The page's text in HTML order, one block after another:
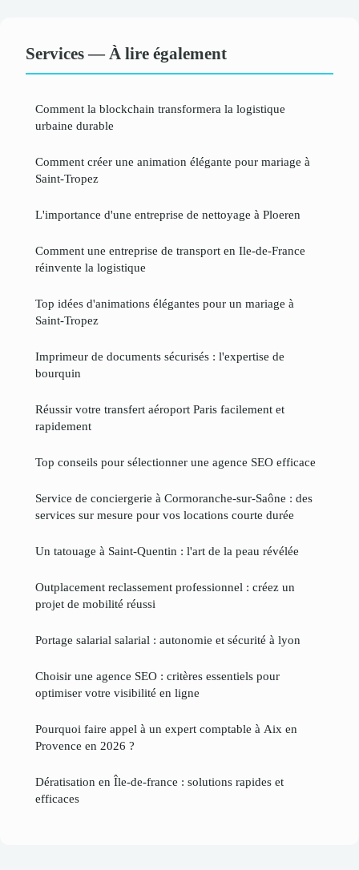
Services — À lire également
Comment la blockchain transformera la logistique
urbaine durable
Comment créer une animation élégante pour mariage à
Saint-Tropez
L'importance d'une entreprise de nettoyage à Ploeren
Comment une entreprise de transport en Ile-de-France
réinvente la logistique
Top idées d'animations élégantes pour un mariage à
Saint-Tropez
Imprimeur de documents sécurisés : l'expertise de
bourquin
Réussir votre transfert aéroport Paris facilement et
rapidement
Top conseils pour sélectionner une agence SEO efficace
Service de conciergerie à Cormoranche-sur-Saône : des
services sur mesure pour vos locations courte durée
Un tatouage à Saint-Quentin : l'art de la peau révélée
Outplacement reclassement professionnel : créez un
projet de mobilité réussi
Portage salarial salarial : autonomie et sécurité à lyon
Choisir une agence SEO : critères essentiels pour
optimiser votre visibilité en ligne
Pourquoi faire appel à un expert comptable à Aix en
Provence en 2026 ?
Dératisation en Île-de-france : solutions rapides et
efficaces